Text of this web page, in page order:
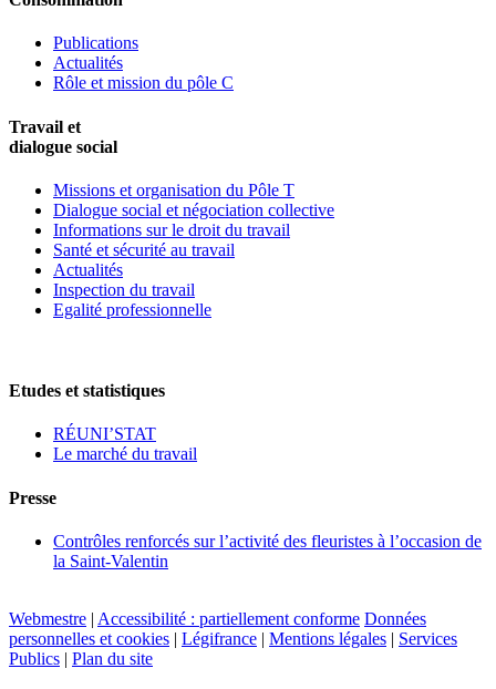
Publications
Actualités
Rôle et mission du pôle C
Travail et
dialogue social
Missions et organisation du Pôle T
Dialogue social et négociation collective
Informations sur le droit du travail
Santé et sécurité au travail
Actualités
Inspection du travail
Egalité professionnelle
Etudes et statistiques
RÉUNI’STAT
Le marché du travail
Presse
Contrôles renforcés sur l’activité des fleuristes à l’occasion de
la Saint-Valentin
Webmestre | Accessibilité : partiellement conforme Données
personnelles et cookies | Légifrance | Mentions légales | Services
Publics | Plan du site